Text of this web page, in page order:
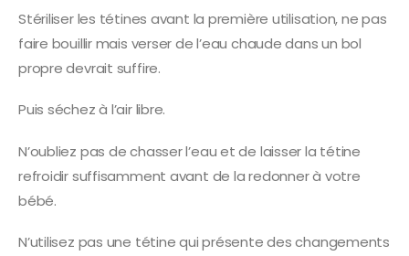
Stériliser les tétines avant la première utilisation, ne pas
faire bouillir mais verser de l’eau chaude dans un bol
propre devrait suffire.
Puis séchez à l’air libre.
N’oubliez pas de chasser l’eau et de laisser la tétine
refroidir suffisamment avant de la redonner à votre
bébé.
N’utilisez pas une tétine qui présente des changements